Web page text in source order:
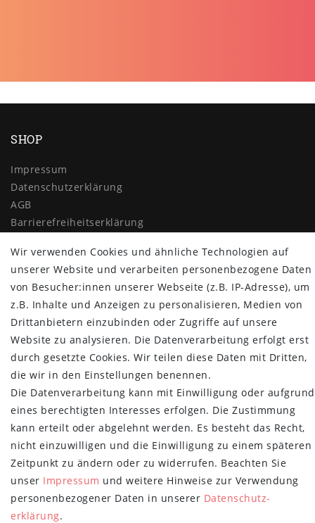
SHOP
Impressum
Daten­schutz­erklärung
AGB
Barrierefreiheitserklärung
MYPOPUPCLUB
Über uns
Retoure
Versand- und Zahlungsbedingungen
NEWSLETTER
E-MAIL **
Newsletter
Honig
Hiermit bestätige ich, dass ich die Daten­schutz­erklärunggelesen habe.
Meine Einwilligung kann ich jederzeit widerrufen.**
Abonnieren
Wir verwenden Cookies und ähnliche Technologien auf
unserer Website und verarbeiten personenbezogene Daten
von Besucher:innen unserer Webseite (z.B. IP-Adresse), um
z.B. Inhalte und Anzeigen zu personalisieren, Medien von
Drittanbietern einzubinden oder Zugriffe auf unsere
Website zu analysieren. Die Datenverarbeitung erfolgt erst
durch gesetzte Cookies. Wir teilen diese Daten mit Dritten,
die wir in den Einstellungen benennen.
Die Datenverarbeitung kann mit Einwilligung oder aufgrund
eines berechtigten Interesses erfolgen. Die Zustimmung
kann erteilt oder abgelehnt werden. Es besteht das Recht,
nicht einzuwilligen und die Einwilligung zu einem späteren
Zeitpunkt zu ändern oder zu widerrufen. Beachten Sie
unser Impressum und weitere Hinweise zur Verwendung
personenbezogener Daten in unserer Daten­schutz­
erklärung.